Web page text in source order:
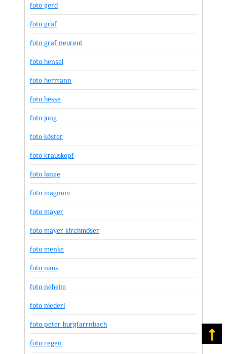
foto gerd
foto graf
foto graf neureut
foto hensel
foto hermann
foto hesse
foto jung
foto köster
foto krauskopf
foto lange
foto magnum
foto mayer
foto mayer kirchmöser
foto menke
foto naus
foto neheim
foto niederl
foto peter burgfarrnbach
foto regen